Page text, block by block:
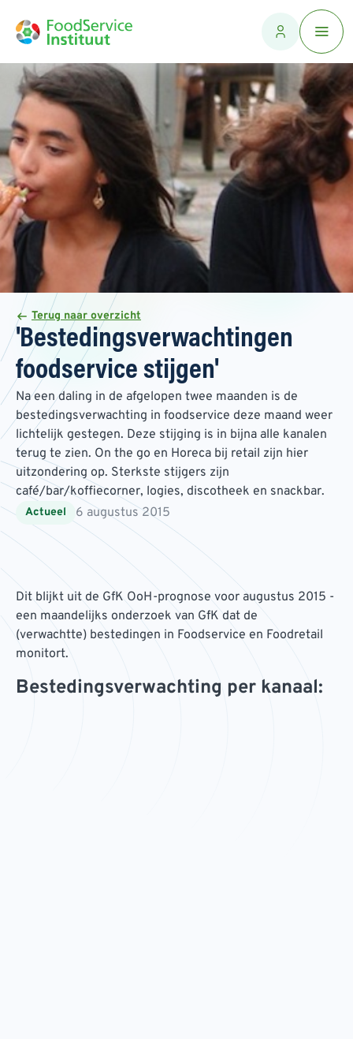
Terug naar overzicht
'Bestedingsverwachtingen
foodservice stijgen'
Na een daling in de afgelopen twee maanden is de
bestedingsverwachting in foodservice deze maand weer
lichtelijk gestegen. Deze stijging is in bijna alle kanalen
terug te zien. On the go en Horeca bij retail zijn hier
uitzondering op. Sterkste stijgers zijn
café/bar/koffiecorner, logies, discotheek en snackbar.
Actueel 6 augustus 2015
Dit blijkt uit de GfK OoH-prognose voor augustus 2015 -
een maandelijks onderzoek van GfK dat de
(verwachtte) bestedingen in Foodservice en Foodretail
monitort.
Bestedingsverwachting per kanaal: